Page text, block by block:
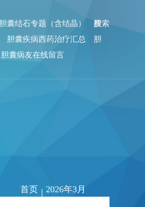
胆囊结石专题（含结晶）
胆
胆囊疾病西药治疗汇总
胆
胆囊病友在线留言
搜索
首页 | 2026年3月